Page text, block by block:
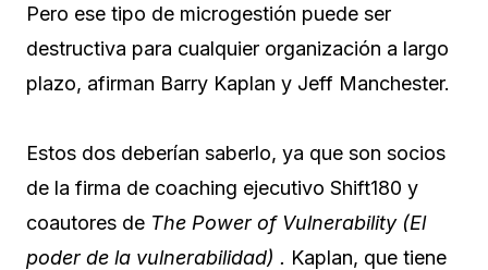
Pero ese tipo de microgestión puede ser
destructiva para cualquier organización a largo
plazo, afirman Barry Kaplan y Jeff Manchester.
Estos dos deberían saberlo, ya que son socios
de la firma de coaching ejecutivo Shift180 y
coautores de The Power of Vulnerability (El
poder de la vulnerabilidad) . Kaplan, que tiene